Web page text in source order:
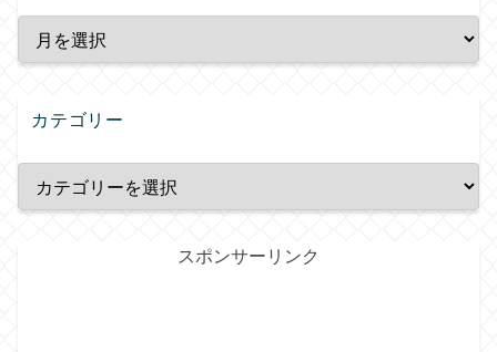
カテゴリー
スポンサーリンク